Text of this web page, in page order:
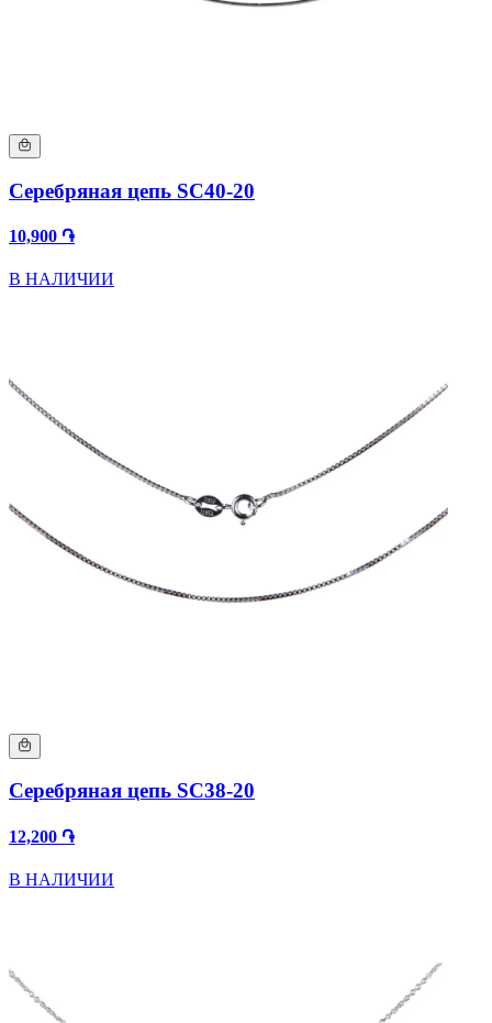
Серебряная цепь SC40-20
10,900 ֏
В НАЛИЧИИ
Серебряная цепь SC38-20
12,200 ֏
В НАЛИЧИИ